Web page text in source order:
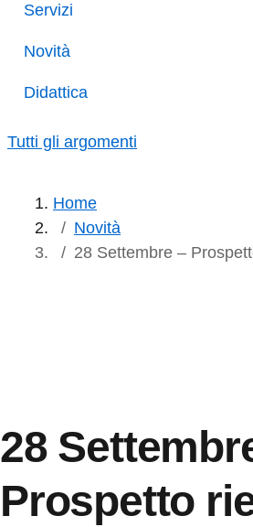
Servizi
Novità
Didattica
Tutti gli argomenti
Home
Novità
28 Settembre –
28
Prospetto